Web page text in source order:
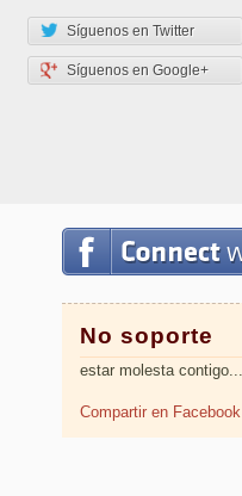
No soporte
estar molesta contigo...
Compartir en Facebook
Síguenos en Twitter
Síguenos en Google+